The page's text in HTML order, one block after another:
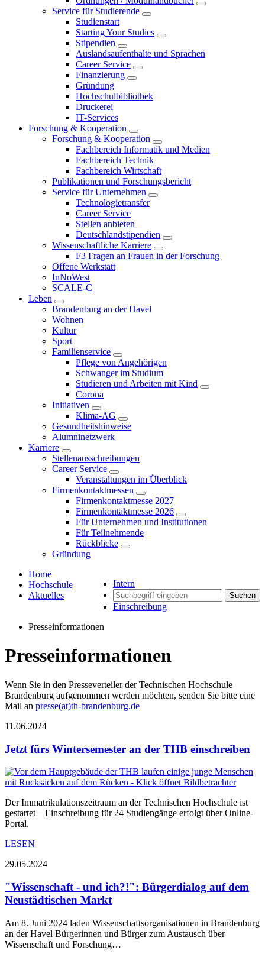
Service für Studierende
Studienstart
Starting Your Studies
Stipendien
Auslandsaufenthalte und Sprachen
Career Service
Finanzierung
Gründung
Hochschulbibliothek
Druckerei
IT-Services
Forschung & Kooperation
Forschung & Kooperation
Fachbereich Informatik und Medien
Fachbereich Technik
Fachbereich Wirtschaft
Publikationen und Forschungsbericht
Service für Unternehmen
Technologietransfer
Career Service
Stellen anbieten
Deutschlandstipendien
Wissenschaftliche Karriere
F3 Fragen an Frauen in der Forschung
Offene Werkstatt
InNoWest
SCALE-C
Leben
Brandenburg an der Havel
Wohnen
Kultur
Sport
Familienservice
Pflege von Angehörigen
Schwanger im Studium
Studieren und Arbeiten mit Kind
Corona
Initiativen
Klima-AG
Gesundheitshinweise
Alumninetzwerk
Karriere
Stellenausschreibungen
Career Service
Veranstaltungen im Überblick
Firmenkontaktmessen
Firmenkontaktmesse 2027
Firmenkontaktmesse 2026
Für Unternehmen und Institutionen
Für Teilnehmende
Rückblicke
Gründung
Intern
Suchen
Einschreibung
Home
Hochschule
Aktuelles
Presseinformationen
Presseinformationen
Wenn Sie in den Presseverteiler der Technischen Hochschule
Brandenburg aufgenommen werden möchten, senden Sie bitte eine
Mail an presse(at)th-brandenburg.de
11.06.2024
Jetzt fürs Wintersemester an der THB einschreiben
Der Immatrikulationszeitraum an der Technischen Hochschule ist
gestartet – Einschreibung für 24 Studiengänge erfolgt über Online-
Portal.
LESEN
29.05.2024
"Wissenschaft - und ich?!": Bürgerdialog auf dem
Neustädtischen Markt
Am 8. Juni 2024 laden Wissenschaftsorganisationen in Brandenburg
an der Havel Bürgerinnen und Bürger zum Austausch über
Wissenschaft und Forschung…